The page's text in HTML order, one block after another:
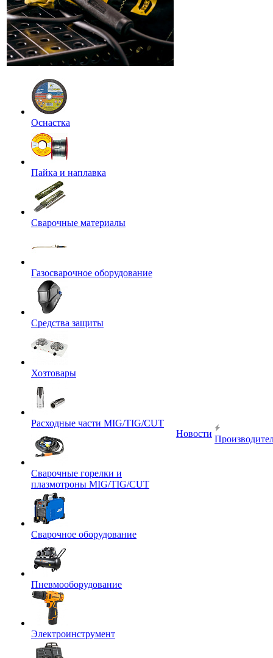
Оснастка
Пайка и наплавка
Сварочные материалы
Газосварочное оборудование
Средства защиты
Хозтовары
Расходные части MIG/TIG/CUT
Сварочные горелки и
плазмотроны MIG/TIG/CUT
Сварочное оборудование
Пневмооборудование
Электроинструмент
Новости